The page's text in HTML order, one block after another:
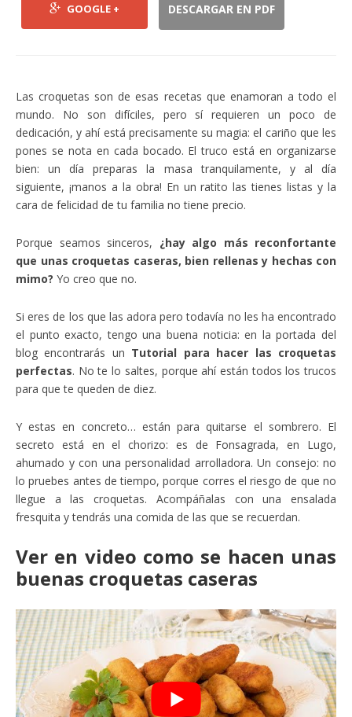
GOOGLE + DESCARGAR EN PDF
Las croquetas son de esas recetas que enamoran a todo el
mundo. No son difíciles, pero sí requieren un poco de
dedicación, y ahí está precisamente su magia: el cariño que les
pones se nota en cada bocado. El truco está en organizarse
bien: un día preparas la masa tranquilamente, y al día
siguiente, ¡manos a la obra! En un ratito las tienes listas y la
cara de felicidad de tu familia no tiene precio.
Porque seamos sinceros, ¿hay algo más reconfortante
que unas croquetas caseras, bien rellenas y hechas con
mimo? Yo creo que no.
Si eres de los que las adora pero todavía no les ha encontrado
el punto exacto, tengo una buena noticia: en la portada del
blog encontrarás un Tutorial para hacer las croquetas
perfectas. No te lo saltes, porque ahí están todos los trucos
para que te queden de diez.
Y estas en concreto… están para quitarse el sombrero. El
secreto está en el chorizo: es de Fonsagrada, en Lugo,
ahumado y con una personalidad arrolladora. Un consejo: no
lo pruebes antes de tiempo, porque corres el riesgo de que no
llegue a las croquetas. Acompáñalas con una ensalada
fresquita y tendrás una comida de las que se recuerdan.
Ver en video como se hacen unas
buenas croquetas caseras